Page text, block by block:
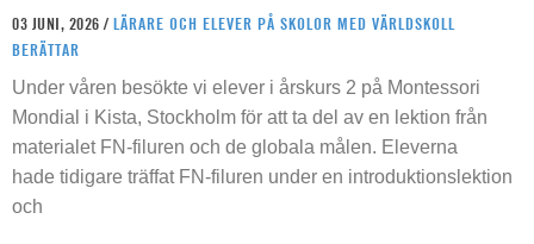
03 JUNI, 2026 / LÄRARE OCH ELEVER PÅ SKOLOR MED VÄRLDSKOLL
BERÄTTAR
Under våren besökte vi elever i årskurs 2 på Montessori
Mondial i Kista, Stockholm för att ta del av en lektion från
materialet FN-filuren och de globala målen. Eleverna
hade tidigare träffat FN-filuren under en introduktionslektion
och